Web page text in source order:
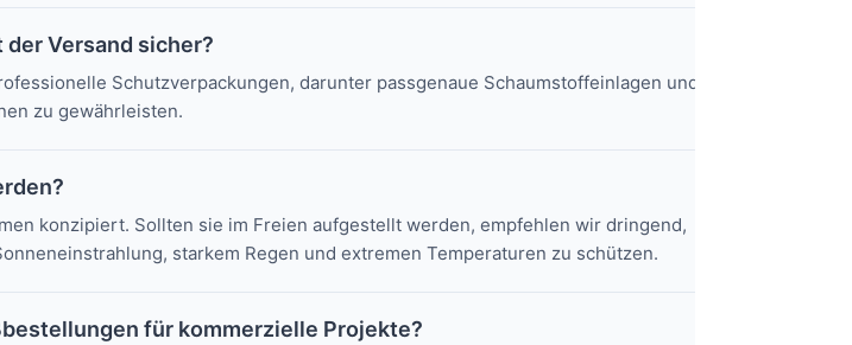
Versand sicher?
Schutzverpackungen, darunter passgenaue Schaumstoffeinlagen und
zu gewährleisten.
konzipiert. Sollten sie im Freien aufgestellt werden, empfehlen wir dringend,
starkem Regen und extremen Temperaturen zu schützen.
für kommerzielle Projekte?